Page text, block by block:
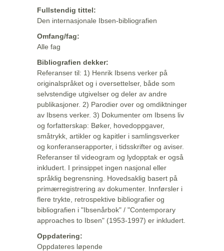
Fullstendig tittel:
Den internasjonale Ibsen-bibliografien
Omfang/fag:
Alle fag
Bibliografien dekker:
Referanser til: 1) Henrik Ibsens verker på
originalspråket og i oversettelser, både som
selvstendige utgivelser og deler av andre
publikasjoner. 2) Parodier over og omdiktninger
av Ibsens verker. 3) Dokumenter om Ibsens liv
og forfatterskap: Bøker, hovedoppgaver,
småtrykk, artikler og kapitler i samlingsverker
og konferanserapporter, i tidsskrifter og aviser.
Referanser til videogram og lydopptak er også
inkludert. I prinsippet ingen nasjonal eller
språklig begrensning. Hovedsaklig basert på
primærregistrering av dokumenter. Innførsler i
flere trykte, retrospektive bibliografier og
bibliografien i "Ibsenårbok" / "Contemporary
approaches to Ibsen" (1953-1997) er inkludert.
Oppdatering:
Oppdateres løpende